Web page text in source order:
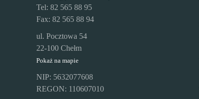
Tel: 82 565 88 95
Fax: 82 565 88 94
ul. Pocztowa 54
22-100 Chełm
Pokaż na mapie
NIP: 5632077608
REGON: 110607010